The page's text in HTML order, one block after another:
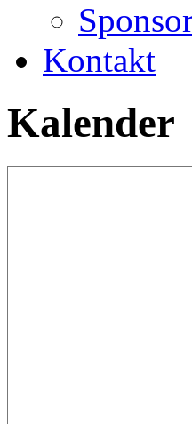
Kontakt
Kalender